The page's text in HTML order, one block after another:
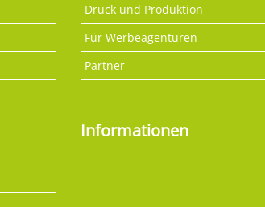
Druck und Produktion
Für Werbeagenturen
Partner
Informationen